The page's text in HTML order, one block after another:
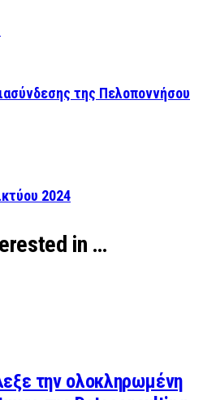
της Πελοποννήσου
2024
in …
την ολοκληρωμένη